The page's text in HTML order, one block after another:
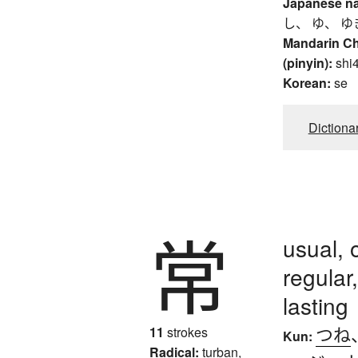
し、 ゆ、 ゆ
Mandarin
(pinyin):
Korean: se
常
11 strokes
Radical: turban,
usual,
lasting
Kun: つね